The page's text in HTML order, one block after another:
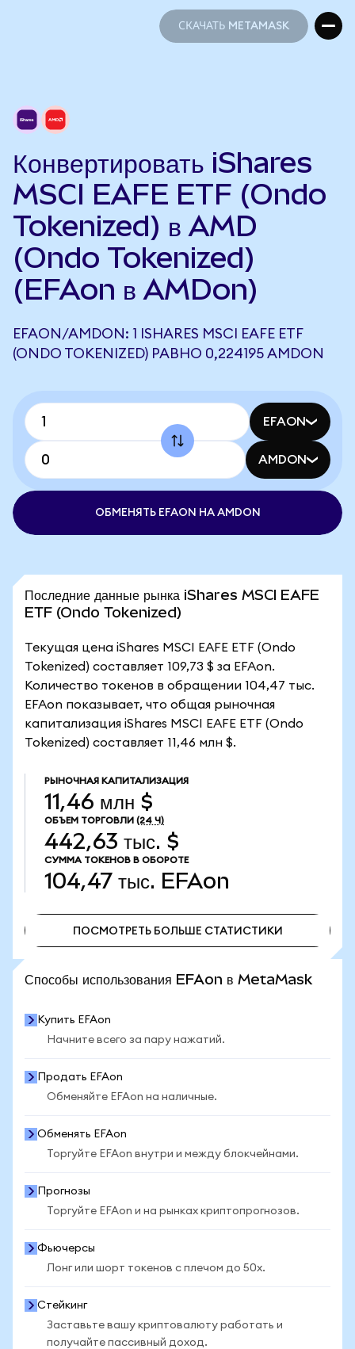
СКАЧАТЬ METAMASK
Конвертировать iShares
MSCI EAFE ETF (Ondo
Tokenized) в AMD
(Ondo Tokenized)
(EFAon в AMDon)
EFAON/AMDON: 1 ISHARES MSCI EAFE ETF
(ONDO TOKENIZED) РАВНО 0,224195 AMDON
EFAON
AMDON
ОБМЕНЯТЬ EFAON НА AMDON
Последние данные рынка iShares MSCI EAFE
ETF (Ondo Tokenized)
Текущая цена iShares MSCI EAFE ETF (Ondo
Tokenized) составляет 109,73 $ за EFAon.
Количество токенов в обращении 104,47 тыс.
EFAon показывает, что общая рыночная
капитализация iShares MSCI EAFE ETF (Ondo
Tokenized) составляет 11,46 млн $.
РЫНОЧНАЯ КАПИТАЛИЗАЦИЯ
11,46 млн $
ОБЪЕМ ТОРГОВЛИ (24 Ч)
442,63 тыс. $
СУММА ТОКЕНОВ В ОБОРОТЕ
104,47 тыс. EFAon
ПОСМОТРЕТЬ БОЛЬШЕ СТАТИСТИКИ
Способы использования EFAon в MetaMask
Купить EFAon
Начните всего за пару нажатий.
Продать EFAon
Обменяйте EFAon на наличные.
Обменять EFAon
Торгуйте EFAon внутри и между блокчейнами.
Прогнозы
Торгуйте EFAon и на рынках криптопрогнозов.
Фьючерсы
Лонг или шорт токенов с плечом до 50x.
Стейкинг
Заставьте вашу криптовалюту работать и
получайте пассивный доход.